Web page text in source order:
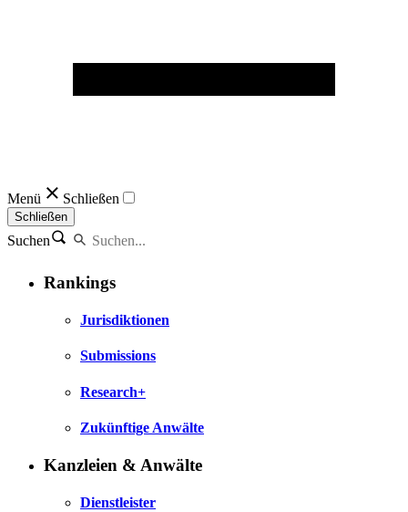
Menü Schließen
Schließen
Suchen
Rankings
Jurisdiktionen
Submissions
Research+
Zukünftige Anwälte
Kanzleien & Anwälte
Dienstleister